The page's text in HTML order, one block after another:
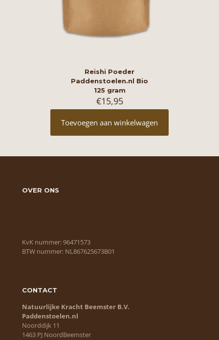
Reishi Poeder
Paddenstoelen.nl Bio
125 gram
€15,95
Toevoegen aan winkelwagen
OVER ONS
KvK nummer: 96471573
BTW nummer: NL867625673B01
CONTACT
Natuurlijke Kracht Beemster B.V.
Paddenstoelen.nl
Noorddijk 11
1463 PJ NoordBeemster